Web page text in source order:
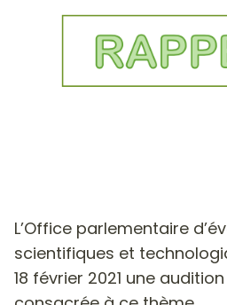
L’Office parlementaire
scientifiques et
18 février 2021 une